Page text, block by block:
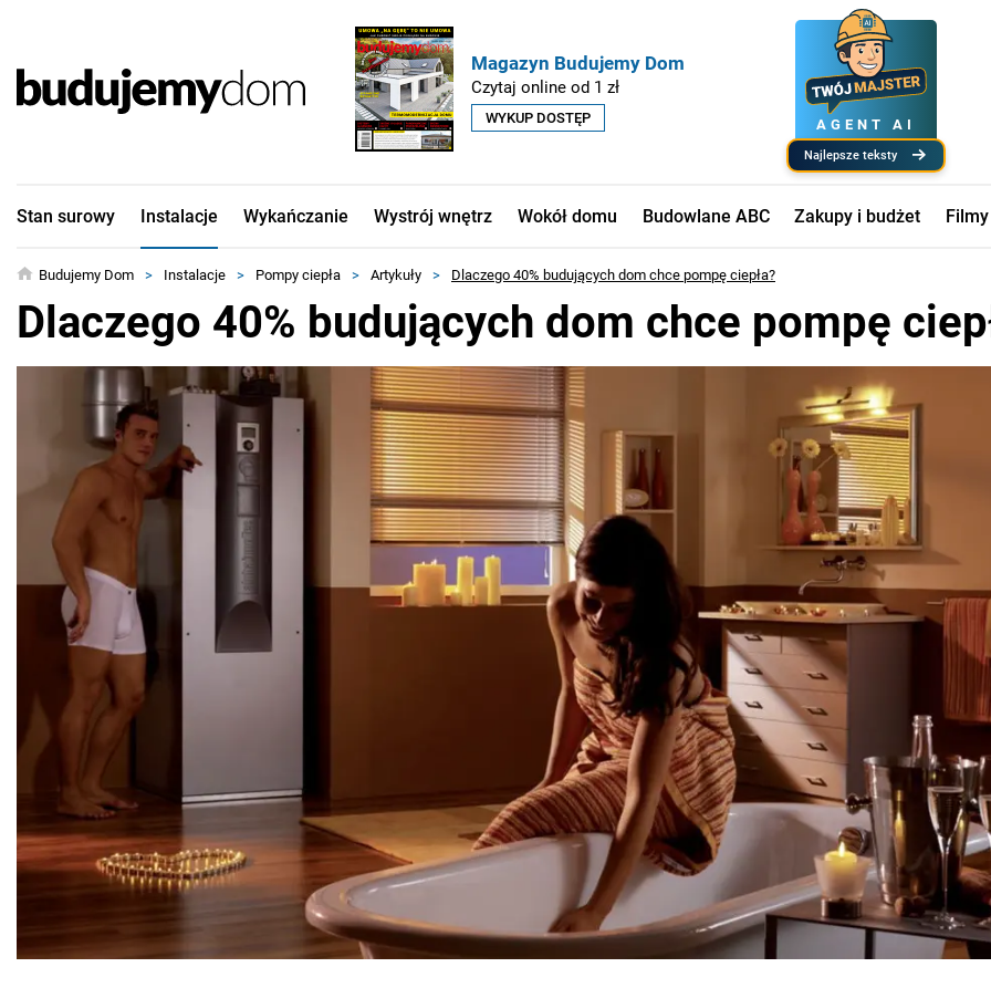
Magazyn Budujemy Dom
Czytaj online od 1 zł
WYKUP DOSTĘP AGENT AI
najlepsze teksty
Stan surowy Instalacje Wykańczanie Wystrój wnętrz Wokół domu Budowlane ABC Zakupy i budżet Filmy
Budujemy Dom > Instalacje > Pompy ciepła > Artykuły > Dlaczego 40% budujących dom chce pompę ciepła?
Dlaczego 40% budujących dom chce pompę